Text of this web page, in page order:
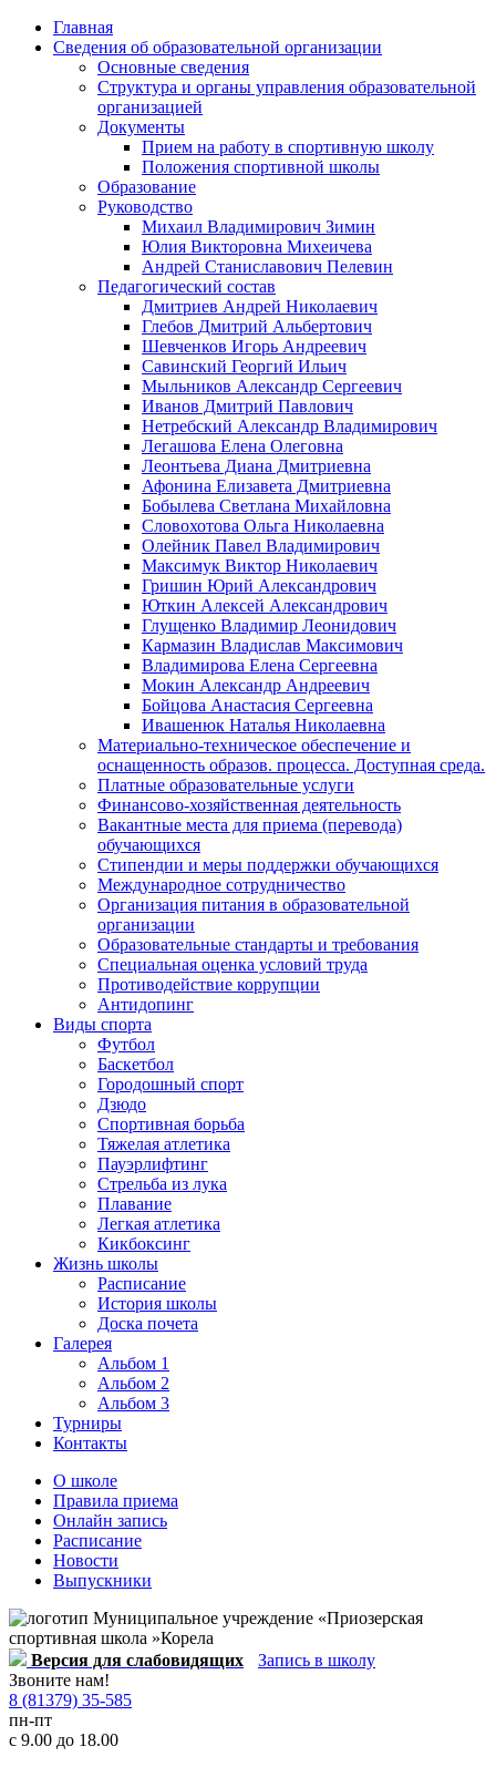
Главная
Сведения об образовательной организации
Основные сведения
Структура и органы управления образовательной
организацией
Документы
Прием на работу в спортивную школу
Положения спортивной школы
Образование
Руководство
Михаил Владимирович Зимин
Юлия Викторовна Михеичева
Андрей Станиславович Пелевин
Педагогический состав
Дмитриев Андрей Николаевич
Глебов Дмитрий Альбертович
Шевченков Игорь Андреевич
Савинский Георгий Ильич
Мыльников Александр Сергеевич
Иванов Дмитрий Павлович
Нетребский Александр Владимирович
Легашова Елена Олеговна
Леонтьева Диана Дмитриевна
Афонина Елизавета Дмитриевна
Бобылева Светлана Михайловна
Словохотова Ольга Николаевна
Олейник Павел Владимирович
Максимук Виктор Николаевич
Гришин Юрий Александрович
Юткин Алексей Александрович
Глущенко Владимир Леонидович
Кармазин Владислав Максимович
Владимирова Елена Сергеевна
Мокин Александр Андреевич
Бойцова Анастасия Сергеевна
Ивашенюк Наталья Николаевна
Материально-техническое обеспечение и
оснащенность образов. процесса. Доступная среда.
Платные образовательные услуги
Финансово-хозяйственная деятельность
Вакантные места для приема (перевода)
обучающихся
Стипендии и меры поддержки обучающихся
Международное сотрудничество
Организация питания в образовательной
организации
Образовательные стандарты и требования
Специальная оценка условий труда
Противодействие коррупции
Антидопинг
Виды спорта
Футбол
Баскетбол
Городошный спорт
Дзюдо
Спортивная борьба
Тяжелая атлетика
Пауэрлифтинг
Стрельба из лука
Плавание
Легкая атлетика
Кикбоксинг
Жизнь школы
Расписание
История школы
Доска почета
Галерея
Альбом 1
Альбом 2
Альбом 3
Турниры
Контакты
О школе
Правила приема
Онлайн запись
Расписание
Новости
Выпускники
Версия для слабовидящих
Запись в школу
Звоните нам!
8 (81379) 35-585
пн-пт
с 9.00 до 18.00